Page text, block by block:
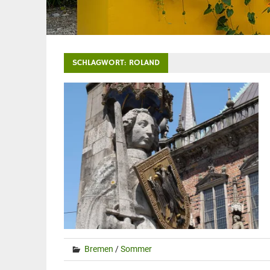
SCHLAGWORT: ROLAND
Bremen /Sommer